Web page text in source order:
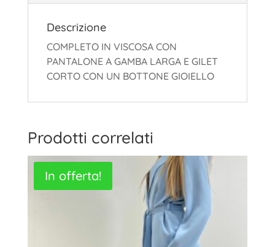
Descrizione
COMPLETO IN VISCOSA CON
PANTALONE A GAMBA LARGA E GILET
CORTO CON UN BOTTONE GIOIELLO
Prodotti correlati
In offerta!